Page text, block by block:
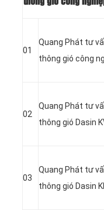
01
Quang Phát tư
thông gió công
02
Quang Phát tư
thông gió Dasin
03
Quang Phát tư
thông gió Dasin